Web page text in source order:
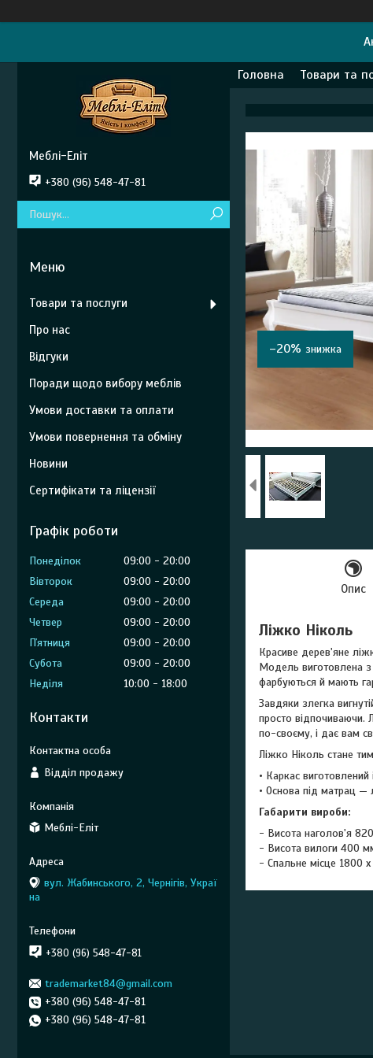
Головна Товари та
–20%
Опис
Ліжко Ніколь
Красиве дерев'яне
Модель виготовлена з
фарбуються й мають
Завдяки злегка
просто відпочиваючи.
по-своєму, і дає вам
Ліжко Ніколь стане
• Каркас
• Основа під матрац —
Габарити вироби:
- Висота наголов'я
- Висота вилоги 400
- Спальне місце 1800
Меблі-Еліт
+380 (96) 548-47-81
Товари та послуги
Про нас
Відгуки
Поради щодо вибору меблів
Умови доставки та оплати
Умови повернення та обміну
Новини
Сертифікати та ліцензії
Графік роботи
Понеділок 09:00
20:00
Вівторок
09:00
20:00
Середа
09:00
20:00
Четвер
09:00
20:00
Пʼятниця
09:00
20:00
Субота
09:00
20:00
Неділя
10:00 18:00
Контакти
Відділ продажу
Меблі-Еліт
вул. Жабинського, 2, Чернігів, Украї
на
+380 (96) 548-47-81
trademarket84@gmail.com
+380 (96) 548-47-81
+380 (96) 548-47-81